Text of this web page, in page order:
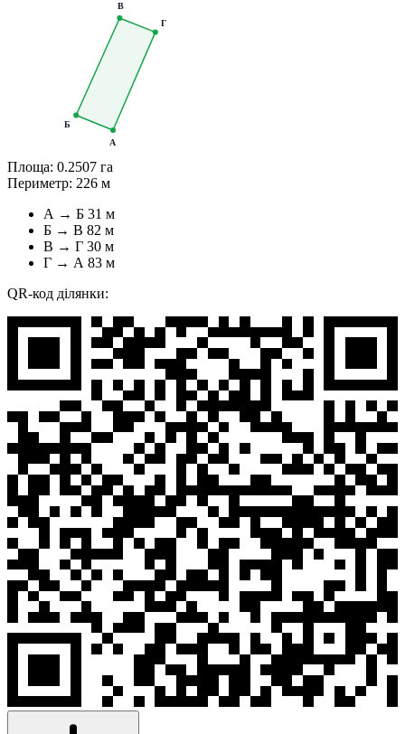
А
Б
В
Г
Площа: 0.2507 га
Периметр: 226 м
А → Б 31 м
Б → В 82 м
В → Г 30 м
Г → А 83 м
QR-код ділянки: